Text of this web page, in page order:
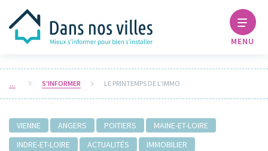
MENU
S'INFORMER LE PRINTEMPS DE L’IMMO
VIENNE ANGERS POITIERS
MAINE-ET-LOIRE
INDRE-ET-LOIRE
ACTUALITÉS
IMMOBILIER